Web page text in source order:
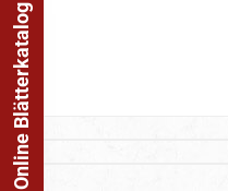
Online Blätterkatalog